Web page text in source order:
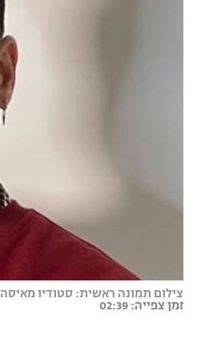
צילום תמונה ראשית: סטודיו מאיסה
זמן צפייה: 02:39